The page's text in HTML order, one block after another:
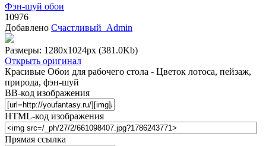
Фэн-шуй обои
10976
Добавлено Счастливый_Admin
Размеры: 1280x1024px (381.0Kb)
Открыть оригинал
Красивые Обои для рабочего стола - Цветок лотоса, пейзаж,
природа, фэн-шуй
BB-код изображения
HTML-код изображения
Прямая ссылка